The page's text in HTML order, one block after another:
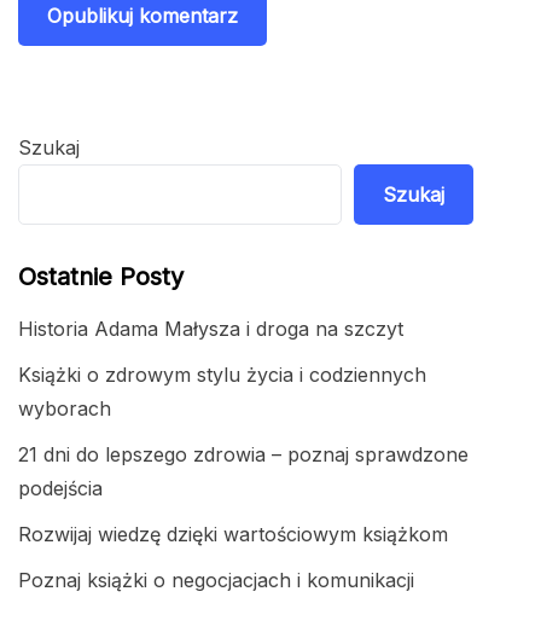
Szukaj
Szukaj
Ostatnie Posty
Historia Adama Małysza i droga na szczyt
Książki o zdrowym stylu życia i codziennych
wyborach
21 dni do lepszego zdrowia – poznaj sprawdzone
podejścia
Rozwijaj wiedzę dzięki wartościowym książkom
Poznaj książki o negocjacjach i komunikacji